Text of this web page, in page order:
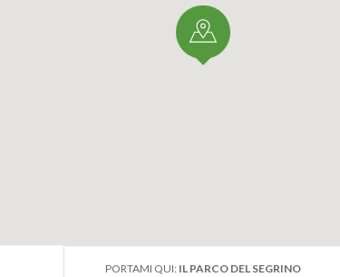
PORTAMI QUI: IL PARCO DEL SEGRINO